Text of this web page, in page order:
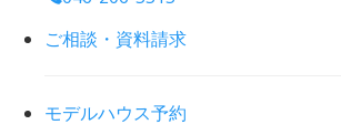
ご相談・資料請求
モデルハウス予約